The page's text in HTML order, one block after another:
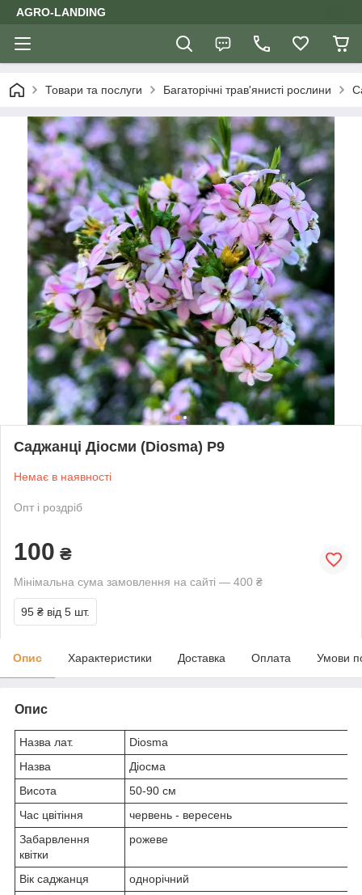
AGRO-LANDING
Товари та послуги Багаторічні трав'янисті рослини
Саджанці Діосми (Diosma) P9
Немає в наявності
Опт і роздріб
100 ₴
Мінімальна сума замовлення на сайті — 400 ₴
95 ₴ від 5 шт.
Опис Характеристики Доставка Оплата Умови
Опис
Назва лат.
Diosma
Назва
Діосма
Висота
50-90 см
Час цвітіння
червень - вересень
Забарвлення
квітки
рожеве
Вік саджанця
однорічний